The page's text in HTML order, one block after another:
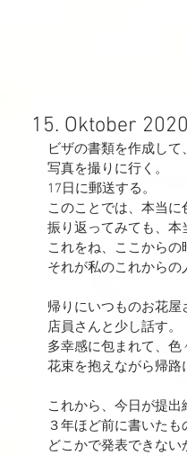
15. Oktober 2020
ビザの書類を作成して
写真を撮りに行く。
17日に郵送する。
このことでは、本当に
振り返ってみても、本
これをね、ここからの
それが私のこれからの
帰りにいつものお花屋
店員さんと少し話す。
多幸感に包まれて、色
花束を抱えながら帰路
これから、今日が提出
３年ほど前に書いたも
どこかで発表できな